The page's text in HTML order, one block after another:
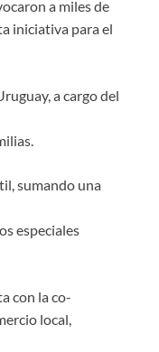
a miles de
iniciativa para el
a cargo del
sumando una
especiales
con la co-
local,